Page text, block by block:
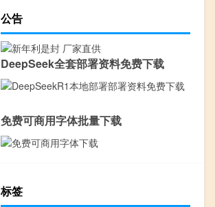
公告
DeepSeek全套部署资料免费下载
免费可商用字体批量下载
标签